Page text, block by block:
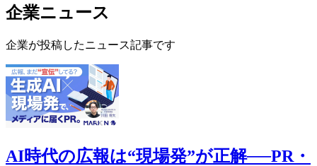
企業ニュース
企業が投稿したニュース記事です
AI時代の広報は“現場発”が正解──PR・